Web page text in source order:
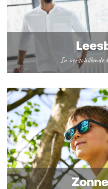
In verschillende